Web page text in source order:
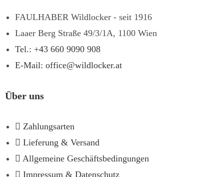
FAULHABER Wildlocker - seit 1916
Laaer Berg Straße 49/3/1A, 1100 Wien
Tel.: +43 660 9090 908
E-Mail: office@wildlocker.at
Über uns
Zahlungsarten
Lieferung & Versand
Allgemeine Geschäftsbedingungen
Impressum & Datenschutz